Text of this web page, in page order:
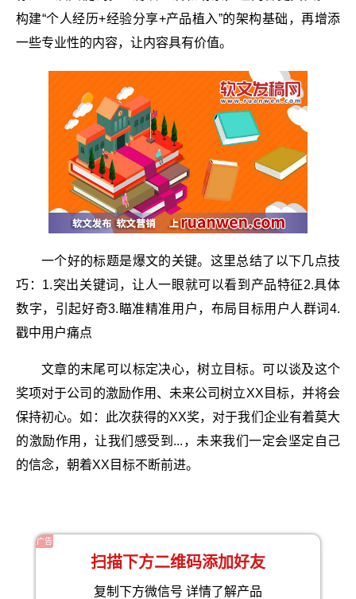
构建“个人经历+经验分享+产品植入”的架构基础，再增添
一些专业性的内容，让内容具有价值。
一个好的标题是爆文的关键。这里总结了以下几点技
巧：1.突出关键词，让人一眼就可以看到产品特征2.具体
数字，引起好奇3.瞄准精准用户，布局目标用户人群词4.
戳中用户痛点
文章的末尾可以标定决心，树立目标。可以谈及这个
奖项对于公司的激励作用、未来公司树立XX目标，并将会
保持初心。如：此次获得的XX奖，对于我们企业有着莫大
的激励作用，让我们感受到...，未来我们一定会坚定自己
的信念，朝着XX目标不断前进。
广告
扫描下方二维码添加好友
复制下方微信号 详情了解产品